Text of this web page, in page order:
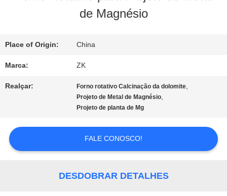
NÓS
de Magnésio
Place of Origin: China
Marca: ZK
Realçar: Forno rotativo Calcinação da dolomite,
Projeto de Metal de Magnésio,
Projeto de planta de Mg
FALE CONOSCO!
DESDOBRAR DETALHES